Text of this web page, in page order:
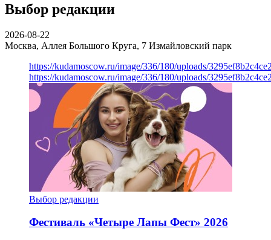
Выбор редакции
2026-08-22
Москва, Аллея Большого Круга, 7 Измайловский парк
https://kudamoscow.ru/image/336/180/uploads/
https://kudamoscow.ru/image/336/180/uploads/
Выбор редакции
Фестиваль «Четыре Лапы Фест» 2026